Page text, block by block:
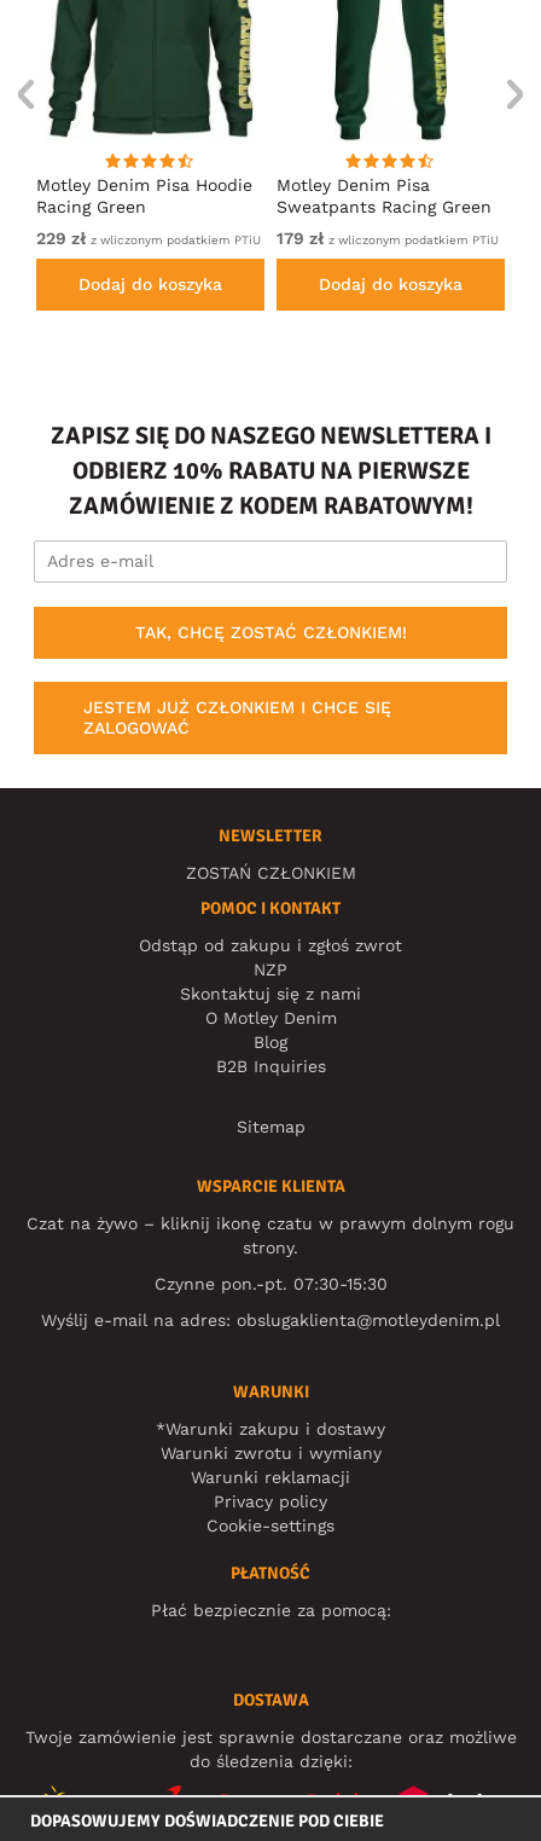
Motley Denim Pisa Hoodie
Racing Green
229 zł z wliczonym podatkiem PTiU
Dodaj do koszyka
Motley Denim Pisa
Sweatpants Racing Green
179 zł z wliczonym podatkiem PTiU
Dodaj do koszyka
ZAPISZ SIĘ DO NASZEGO NEWSLETTERA I
ODBIERZ 10% RABATU NA PIERWSZE
ZAMÓWIENIE Z KODEM RABATOWYM!
TAK, CHCĘ ZOSTAĆ CZŁONKIEM!
JESTEM JUŻ CZŁONKIEM I CHCE SIĘ
ZALOGOWAĆ
NEWSLETTER
ZOSTAŃ CZŁONKIEM
POMOC I KONTAKT
Odstąp od zakupu i zgłoś zwrot
NZP
Skontaktuj się z nami
O Motley Denim
Blog
B2B Inquiries
Sitemap
WSPARCIE KLIENTA
Czat na żywo – kliknij ikonę czatu w prawym dolnym rogu
strony.
Czynne pon.-pt. 07:30-15:30
Wyślij e-mail na adres: obslugaklienta@motleydenim.pl
WARUNKI
*Warunki zakupu i dostawy
Warunki zwrotu i wymiany
Warunki reklamacji
Privacy policy
Cookie-settings
PŁATNOŚĆ
Płać bezpiecznie za pomocą:
DOSTAWA
Twoje zamówienie jest sprawnie dostarczane oraz możliwe
do śledzenia dzięki:
DOPASOWUJEMY DOŚWIADCZENIE POD CIEBIE